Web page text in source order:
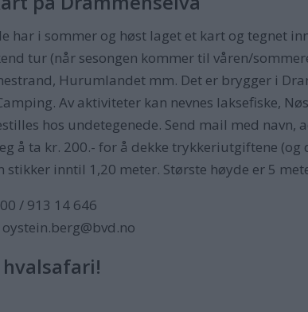
har i sommer og høst laget et kart og tegnet
tur (når sesongen kommer til våren/
Hurumlandet mm. Det er brygger i
Av aktiviteter kan nevnes laksefiske,
hos undetegenede. Send mail med navn,
å ta kr. 200.- for å dekke trykkeriutgiftene
stikker inntil 1,20 meter. Største høyde er 5
/ 913 14 646